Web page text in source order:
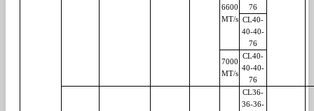
6600
MT/s
76
CL40-
40-40-
76
7000
MT/s
CL40-
40-40-
76
CL36-
36-36-